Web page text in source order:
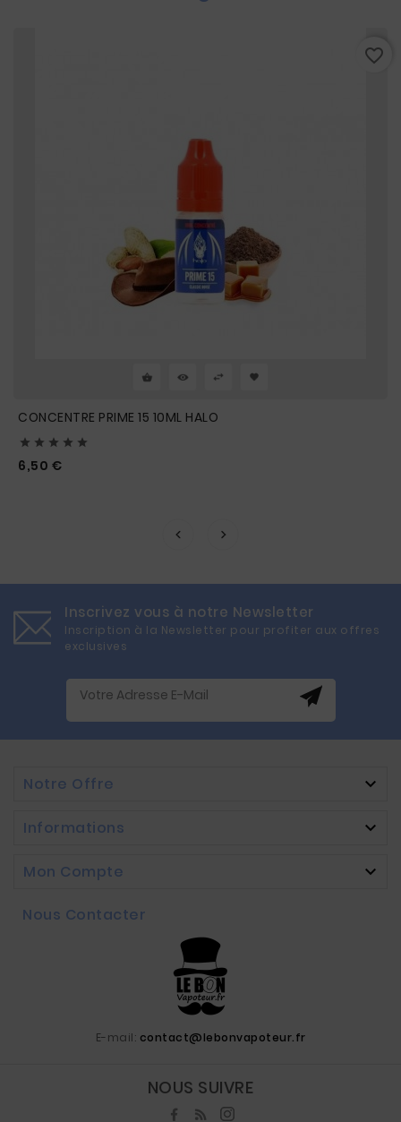
CONCENTRE PRIME 15 10ML HALO
    
6,50 €
favorite_border
Inscrivez vous à notre Newsletter
Inscription à la Newsletter pour profiter aux offres
exclusives
Notre Offre 
Informations 
Mon Compte 
Nous Contacter
E-mail: contact@lebonvapoteur.fr
NOUS SUIVRE